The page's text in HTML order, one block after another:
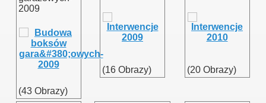
2009
(43 Obrazy)
(16 Obrazy) (20 Obrazy)